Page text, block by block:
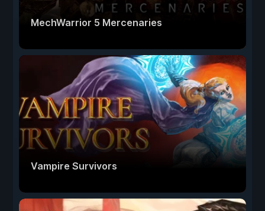
MechWarrior 5 Mercenaries
Vampire Survivors